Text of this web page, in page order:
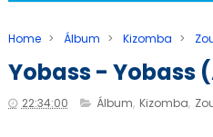
Home > Álbum > Kizomba >
Yobass - Yobass
22:34:00 Álbum, Kizomba,